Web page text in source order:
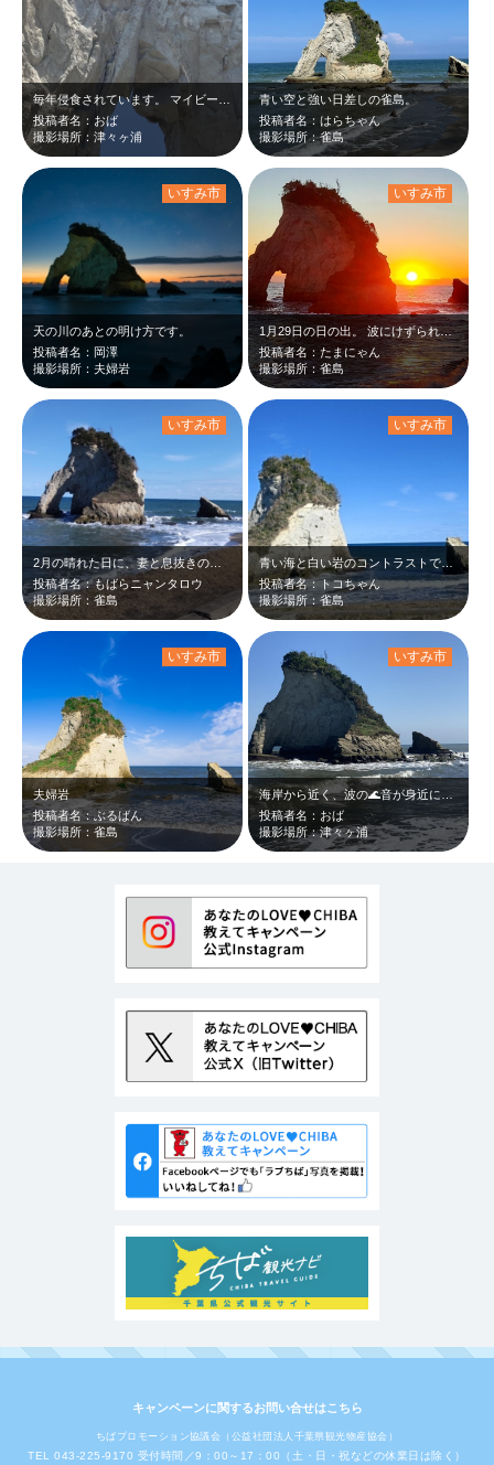
投稿者名：おば
撮影場所：津々ヶ浦
青い空と強い日差しの雀島。
投稿者名：はらちゃん
撮影場所：雀島
天の川のあとの明け方です。
投稿者名：岡澤
撮影場所：夫婦岩
いすみ市
1月29日の日の出。 波にけずられ年々形が変わっていきます。
投稿者名：たまにゃん
撮影場所：雀島
いすみ市
2月の晴れた日に、妻と息抜きのドライブでのすずめ島は、心も晴れた二人のちょい旅…
投稿者名：もばらニャンタロウ
撮影場所：雀島
いすみ市
青い海と白い岩のコントラストです。 大好きな主人の後姿も。
投稿者名：トコちゃん
撮影場所：雀島
いすみ市
夫婦岩
投稿者名：ぶるばん
撮影場所：雀島
いすみ市
投稿者名：おば
撮影場所：津々ヶ浦
いすみ市
キャンペーンに関するお問い合せはこちら
ちばプロモーション協議会（公益社団法人千葉県観光物産協会）
TEL 043-225-9170 受付時間／9：00～17：00（土・日・祝などの休業日は除く）